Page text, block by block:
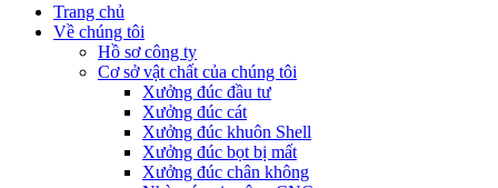
Trang chủ
Về chúng tôi
Hồ sơ công ty
Cơ sở vật chất của chúng tôi
Xưởng đúc đầu tư
Xưởng đúc cát
Xưởng đúc khuôn Shell
Xưởng đúc bọt bị mất
Xưởng đúc chân không